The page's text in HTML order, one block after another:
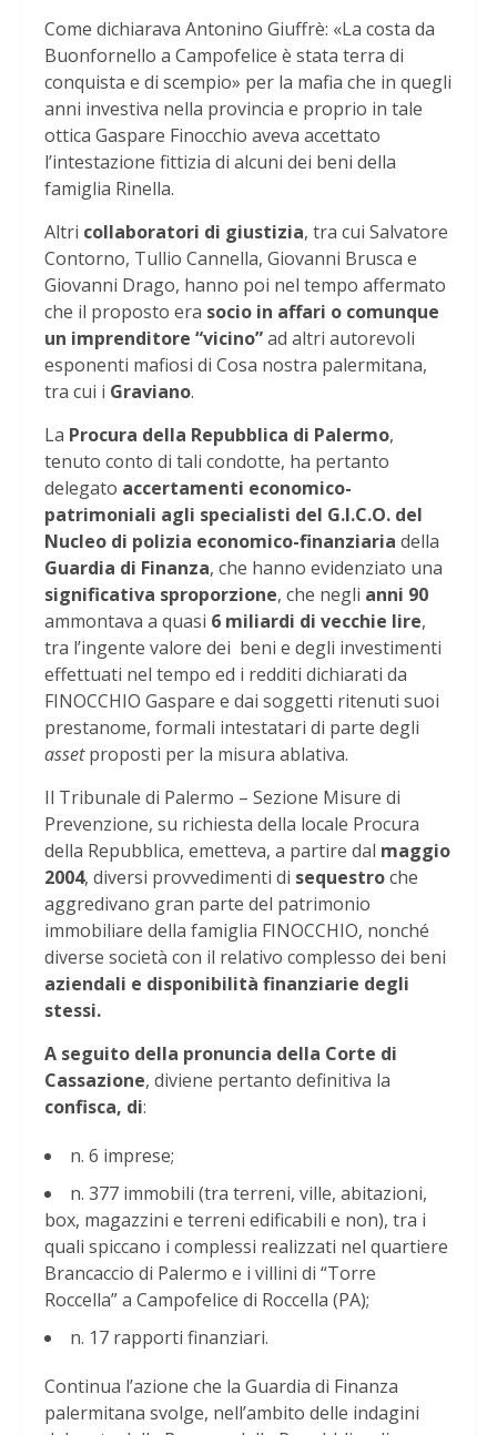
Come dichiarava Antonino Giuffrè: «La costa da
Buonfornello a Campofelice è stata terra di
conquista e di scempio» per la mafia che in quegli
anni investiva nella provincia e proprio in tale
ottica Gaspare Finocchio aveva accettato
l’intestazione fittizia di alcuni dei beni della
famiglia Rinella.
Altri collaboratori di giustizia, tra cui Salvatore
Contorno, Tullio Cannella, Giovanni Brusca e
Giovanni Drago, hanno poi nel tempo affermato
che il proposto era socio in affari o comunque
un imprenditore “vicino”ad altri autorevoli
esponenti mafiosi di Cosa nostra palermitana,
tra cui i Graviano.
La Procura della Repubblica di Palermo,
tenuto conto di tali condotte, ha pertanto
delegato accertamenti economico-
patrimoniali agli specialisti del G.I.C.O. del
Nucleo di polizia economico-finanziaria della
Guardia di Finanza, che hanno evidenziato una
significativa sproporzione, che negli anni 90
ammontava a quasi 6 miliardi di vecchie lire,
tra l’ingente valore dei beni e degli investimenti
effettuati nel tempo ed i redditi dichiarati da
FINOCCHIO Gaspare e dai soggetti ritenuti suoi
prestanome, formali intestatari di parte degli
assetproposti per la misura ablativa.
Il Tribunale di Palermo – Sezione Misure di
Prevenzione, su richiesta della locale Procura
della Repubblica, emetteva, a partire dal maggio
2004, diversi provvedimenti di sequestroche
aggredivano gran parte del patrimonio
immobiliare della famiglia FINOCCHIO, nonché
diverse società con il relativo complesso dei beni
aziendali e disponibilità finanziarie degli
stessi.
A seguito della pronuncia della Corte di
Cassazione, diviene pertanto definitiva la
confisca, di:
n. 6 imprese;
n. 377 immobili (tra terreni, ville, abitazioni,
box, magazzini e terreni edificabili e non), tra i
quali spiccano i complessi realizzati nel quartiere
Brancaccio di Palermo e i villini di “Torre
Roccella” a Campofelice di Roccella (PA);
n. 17 rapporti finanziari.
Continua l’azione che la Guardia di Finanza
palermitana svolge, nell’ambito delle indagini